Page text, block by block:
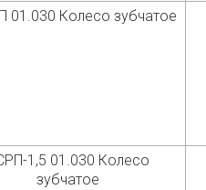
01.030 Колесо зубчатое
1,5 01.030 Колесо
зубчатое